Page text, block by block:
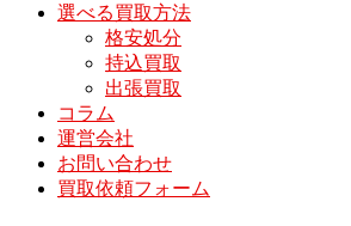
選べる買取方法
格安処分
持込買取
出張買取
コラム
運営会社
お問い合わせ
買取依頼フォーム